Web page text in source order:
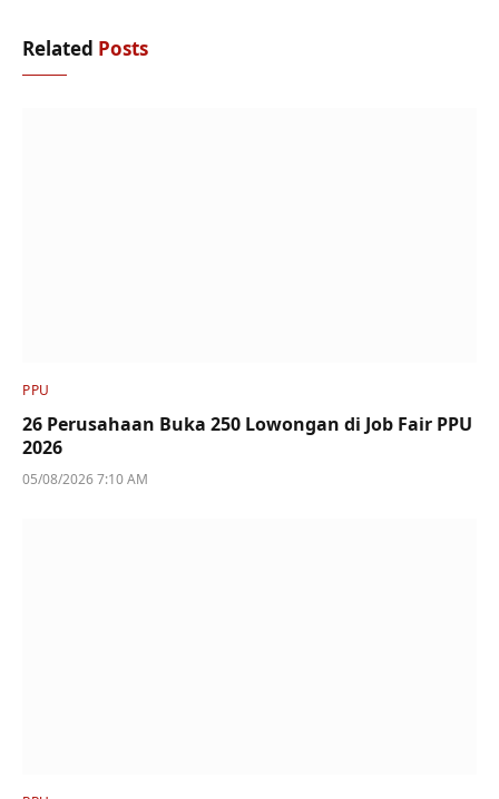
Related Posts
PPU
26 Perusahaan Buka 250 Lowongan di Job Fair PPU
2026
05/08/2026 7:10 AM